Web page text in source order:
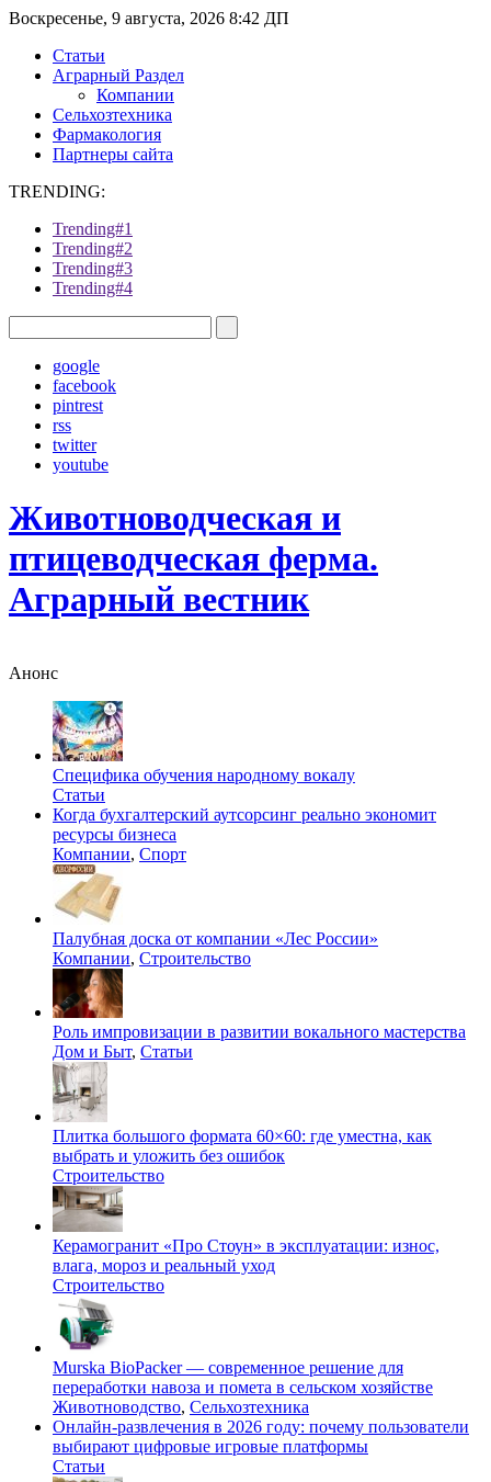
Воскресенье, 9 августа, 2026 8:42 ДП
Статьи
Аграрный Раздел
Компании
Сельхозтехника
Фармакология
Партнеры сайта
TRENDING:
Trending#1
Trending#2
Trending#3
Trending#4
google
facebook
pintrest
rss
twitter
youtube
Животноводческая и
птицеводческая ферма.
Аграрный вестник
Анонс
Специфика обучения народному вокалу
Статьи
Когда бухгалтерский аутсорсинг реально экономит
ресурсы бизнеса
Компании, Спорт
Палубная доска от компании «Лес России»
Компании, Строительство
Роль импровизации в развитии вокального мастерства
Дом и Быт, Статьи
Плитка большого формата 60×60: где уместна, как
выбрать и уложить без ошибок
Строительство
Керамогранит «Про Стоун» в эксплуатации: износ,
влага, мороз и реальный уход
Строительство
Murska BioPacker — современное решение для
переработки навоза и помета в сельском хозяйстве
Животноводство, Сельхозтехника
Онлайн-развлечения в 2026 году: почему пользователи
выбирают цифровые игровые платформы
Статьи